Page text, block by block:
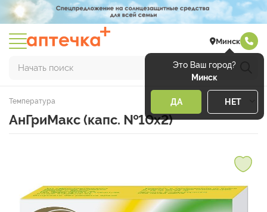
Минск
Это Ваш город?
Минск
ДА НЕТ
Начать поиск
Температура
АнГриМакс (капс. №10х2)